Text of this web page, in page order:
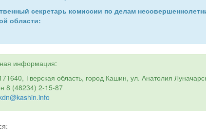
секретарь комиссии по делам
области:
информация:
Тверская область, город Кашин, ул. Анатолия
8 (48234) 2-15-87